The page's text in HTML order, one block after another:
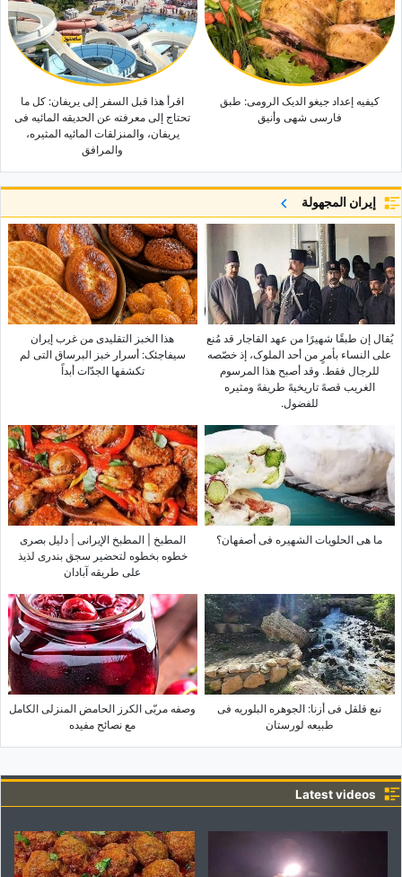
کیفیه إعداد جیغو الدیک الرومی: طبق
فارسی شهی وأنیق
اقرأ هذا قبل السفر إلى یریفان: کل ما
تحتاج إلى معرفته عن الحدیقه المائیه فی
یریفان، والمنزلقات المائیه المثیره،
والمرافق
إيران المجهولة
یُقال إن طبقًا شهیرًا من عهد القاجار قد مُنع
على النساء بأمرٍ من أحد الملوک، إذ خصّصه
للرجال فقط. وقد أصبح هذا المرسوم
الغریب قصهً تاریخیهً طریفهً ومثیره
للفضول.
هذا الخبز التقلیدی من غرب إیران
سیفاجئک: أسرار خبز البرساق التی لم
تکشفها الجدّات أبداً
ما هی الحلویات الشهیره فی أصفهان؟
المطبخ | المطبخ الإیرانی | دلیل بصری
خطوه بخطوه لتحضیر سجق بندری لذیذ
على طریقه آبادان
نبع قلقل فی أزنا: الجوهره البلوریه فی
طبیعه لورستان
وصفه مربّى الکرز الحامض المنزلی الکامل
مع نصائح مفیده
Latest videos